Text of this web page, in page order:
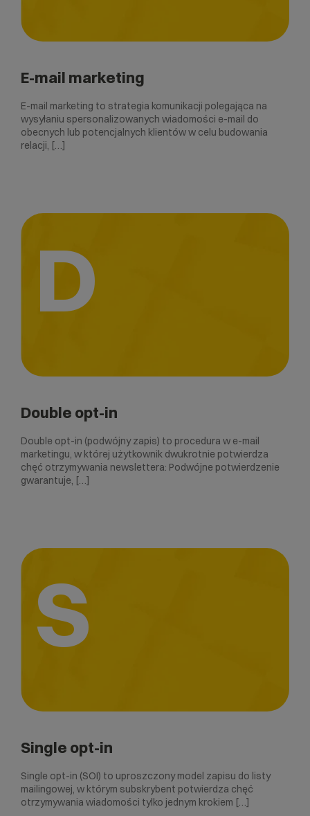
E-mail marketing
E-mail marketing to strategia komunikacji polegająca na
wysyłaniu spersonalizowanych wiadomości e-mail do
obecnych lub potencjalnych klientów w celu budowania
relacji, […]
D
Double opt-in
Double opt-in (podwójny zapis) to procedura w e-mail
marketingu, w której użytkownik dwukrotnie potwierdza
chęć otrzymywania newslettera: Podwójne potwierdzenie
gwarantuje, […]
S
Single opt-in
Single opt-in (SOI) to uproszczony model zapisu do listy
mailingowej, w którym subskrybent potwierdza chęć
otrzymywania wiadomości tylko jednym krokiem […]